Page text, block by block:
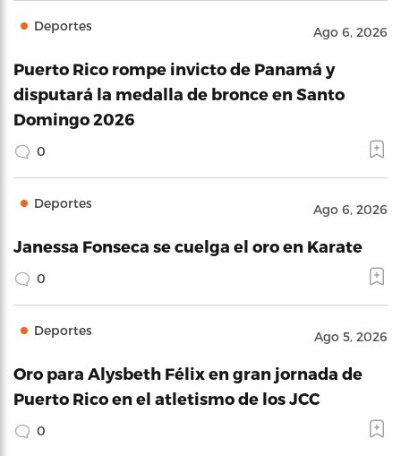
Deportes Ago 6, 2026
Puerto Rico rompe invicto de Panamá y
disputará la medalla de bronce en Santo
Domingo 2026
0
Deportes Ago 6, 2026
Janessa Fonseca se cuelga el oro en Karate
0
Deportes Ago 5, 2026
Oro para Alysbeth Félix en gran jornada de
Puerto Rico en el atletismo de los JCC
0